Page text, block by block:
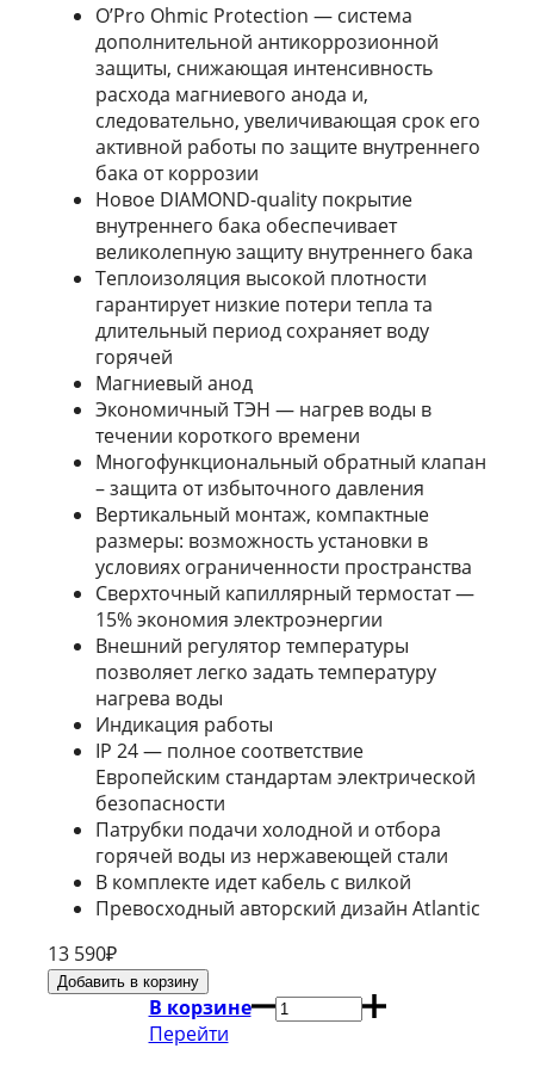
O’Pro Ohmic Protection — система
дополнительной антикоррозионной
защиты, снижающая интенсивность
расхода магниевого анода и,
следовательно, увеличивающая срок его
активной работы по защите внутреннего
бака от коррозии
Новое DIAMOND-quality покрытие
внутреннего бака обеспечивает
великолепную защиту внутреннего бака
Теплоизоляция высокой плотности
гарантирует низкие потери тепла та
длительный период сохраняет воду
горячей
Магниевый анод
Экономичный ТЭН — нагрев воды в
течении короткого времени
Многофункциональный обратный клапан
– защита от избыточного давления
Вертикальный монтаж, компактные
размеры: возможность установки в
условиях ограниченности пространства
Сверхточный капиллярный термостат —
15% экономия электроэнергии
Внешний регулятор температуры
позволяет легко задать температуру
нагрева воды
Индикация работы
IP 24 — полное соответствие
Европейским стандартам электрической
безопасности
Патрубки подачи холодной и отбора
горячей воды из нержавеющей стали
В комплекте идет кабель с вилкой
Превосходный авторский дизайн Atlantic
13 590₽
В корзине
Перейти